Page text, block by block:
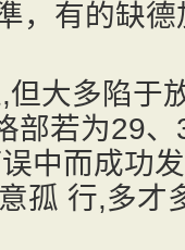
，有的缺
大多陷于
部若为29
中而成功
孤 行,多才